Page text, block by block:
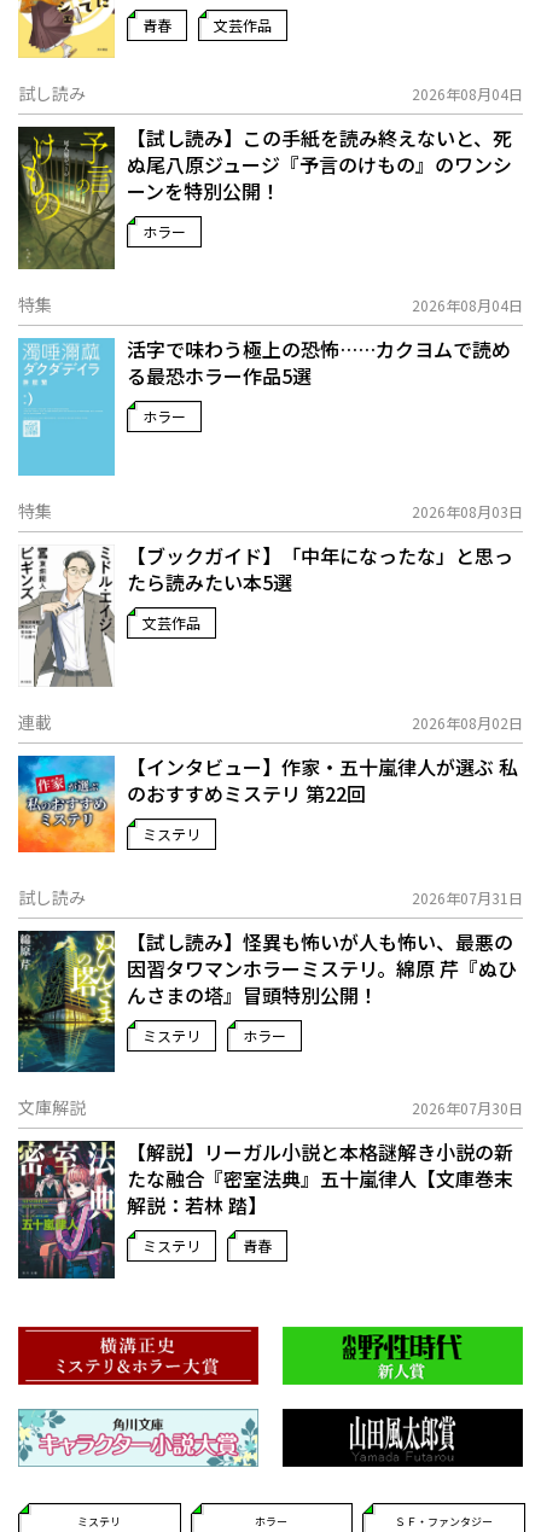
青春 文芸作品
試し読み 2026年08月04日
【試し読み】この手紙を読み終えないと、死
ぬ――尾八原ジュージ『予言のけもの』のワンシ
ーンを特別公開！
ホラー
特集 2026年08月04日
活字で味わう極上の恐怖……カクヨムで読め
る最恐ホラー作品5選
ホラー
特集 2026年08月03日
【ブックガイド】「中年になったな」と思っ
たら読みたい本5選
文芸作品
連載 2026年08月02日
【インタビュー】作家・五十嵐律人が選ぶ 私
のおすすめミステリ 第22回
ミステリ
試し読み 2026年07月31日
【試し読み】怪異も怖いが人も怖い、最悪の
因習タワマンホラーミステリ。綿原 芹『ぬひ
んさまの塔』冒頭特別公開！
ミステリ ホラー
文庫解説 2026年07月30日
【解説】リーガル小説と本格謎解き小説の新
たな融合――『密室法典』五十嵐律人【文庫巻末
解説：若林 踏】
ミステリ 青春
ミステリ ホラー ＳＦ・ファンタジー